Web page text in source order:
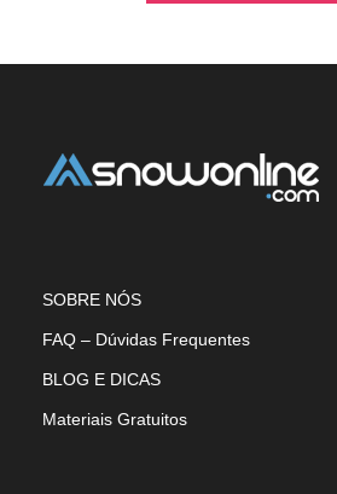
SOBRE NÓS
FAQ – Dúvidas Frequentes
BLOG E DICAS
Materiais Gratuitos